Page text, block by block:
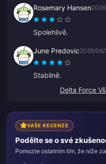
Rosemary Hansen
Spolehlivě.
June Predovic2026/06/
Stabilně.
Delta Force
VAŠE RECENZE
Podělte se o své
Pomozte ostatním tím, že níže